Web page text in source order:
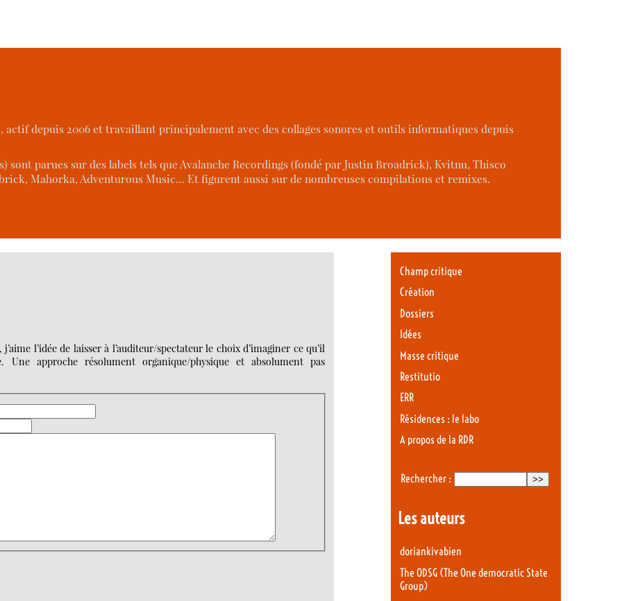
depuis 2006 et travaillant principalement avec des collages sonores et outils informatiques depuis
sont parues sur des labels tels que Avalanche Recordings (fondé par Justin Broadrick), Kvitnu, Thisco
Mahorka, Adventurous Music… Et figurent aussi sur de nombreuses compilations et remixes.
l’idée de laisser à l’auditeur/spectateur le choix d’imaginer ce qu’il
approche résolument organique/physique et absolument pas
Champ critique
Création
Dossiers
Idées
Masse critique
Restitutio
ERR
Résidences : le labo
A propos de la RDR
Rechercher :
Les auteurs
doriankivabien
The ODSG (The One democratic State
Group)